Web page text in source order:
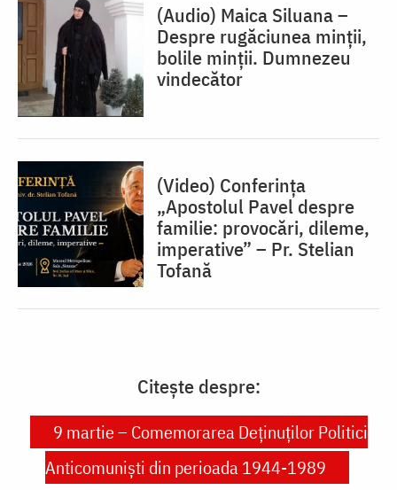
(Audio) Maica Siluana –
Despre rugăciunea minții,
bolile minții. Dumnezeu
vindecător
(Video) Conferința
„Apostolul Pavel despre
familie: provocări, dileme,
imperative” – Pr. Stelian
Tofană
Citește despre:
9 martie – Comemorarea Deținuților Politici
Anticomuniști din perioada 1944-1989